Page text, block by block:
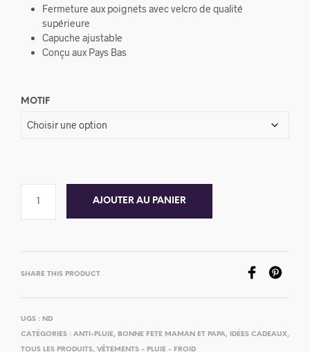
Fermeture aux poignets avec velcro de qualité
supérieure
Capuche ajustable
Conçu aux Pays Bas
MOTIF
AJOUTER AU PANIER
SHARE THIS PRODUCT
UGS : ND
CATÉGORIES : ANTI-PLUIE, BONNE FETE MAMAN ET PAPA, IDÉES CADEAUX,
TOUS LES PRODUITS, VÊTEMENTS - PLUIE - FROID